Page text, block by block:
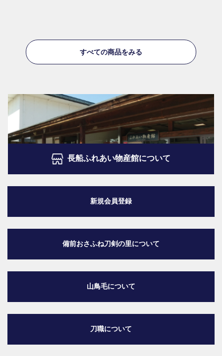
すべての商品をみる
長船ふれあい物産館について
新規会員登録
備前おさふね刀剣の里について
山鳥毛について
刀職について